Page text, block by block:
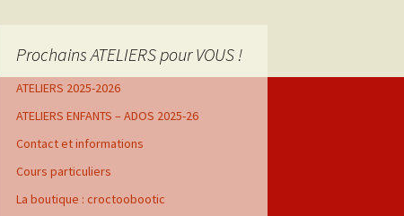
Prochains ATELIERS pour VOUS !
ATELIERS 2025-2026
ATELIERS ENFANTS – ADOS 2025-26
Contact et informations
Cours particuliers
La boutique : croctoobootic